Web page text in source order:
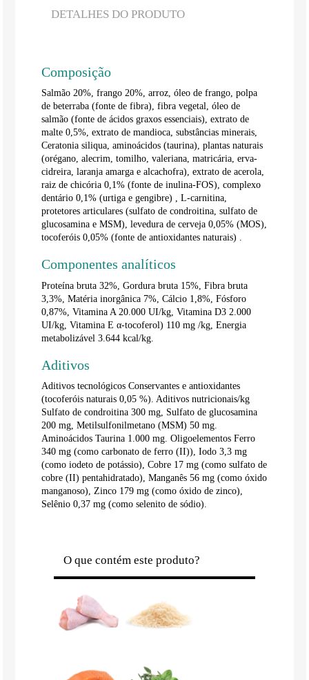
DETALHES DO PRODUTO
Composição
Salmão 20%, frango 20%, arroz, óleo de frango, polpa
de beterraba (fonte de fibra), fibra vegetal, óleo de
salmão (fonte de ácidos graxos essenciais), extrato de
malte 0,5%, extrato de mandioca, substâncias minerais,
Ceratonia siliqua, aminoácidos (taurina), plantas naturais
(orégano, alecrim, tomilho, valeriana, matricária, erva-
cidreira, laranja amarga e alcachofra), extrato de acerola,
raiz de chicória 0,1% (fonte de inulina-FOS), complexo
dentário 0,1% (urtiga e gengibre) , L-carnitina,
protetores articulares (sulfato de condroitina, sulfato de
glucosamina e MSM), levedura de cerveja 0,05% (MOS),
tocoferóis 0,05% (fonte de antioxidantes naturais) .
Componentes analíticos
Proteína bruta 32%, Gordura bruta 15%, Fibra bruta
3,3%, Matéria inorgânica 7%, Cálcio 1,8%, Fósforo
0,87%, Vitamina A 20.000 UI/kg, Vitamina D3 2.000
UI/kg, Vitamina E α-tocoferol) 110 mg /kg, Energia
metabolizável 3.644 kcal/kg.
Aditivos
Aditivos tecnológicos Conservantes e antioxidantes
(tocoferóis naturais 0,05 %). Aditivos nutricionais/kg
Sulfato de condroitina 300 mg, Sulfato de glucosamina
200 mg, Metilsulfonilmetano (MSM) 50 mg.
Aminoácidos Taurina 1.000 mg. Oligoelementos Ferro
340 mg (como carbonato de ferro (II)), Iodo 3,3 mg
(como iodeto de potássio), Cobre 17 mg (como sulfato de
cobre (II) pentahidratado), Manganês 56 mg (como óxido
manganoso), Zinco 179 mg (como óxido de zinco),
Selênio 0,37 mg (como selenito de sódio).
O que contém este produto?